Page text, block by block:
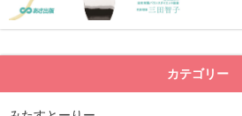
カテゴリー